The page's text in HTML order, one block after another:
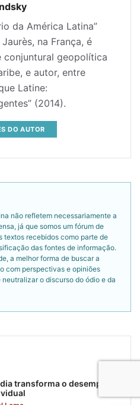
da América Latina”
na França, é
conjuntural geopolítica
e autor, entre
Latine:
(2014).
DO AUTOR
não refletem necessariamente a
já que somos um fórum de
textos recebidos como parte de
das fontes de informação.
a melhor forma de buscar a
com perspectivas e opiniões
o discurso do ódio e da
transforma o desemprego